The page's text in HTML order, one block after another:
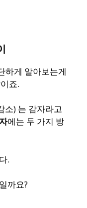
하게 알아보는게
죠.
소) 는 감자라고
에는 두 가지 방
.
까요?